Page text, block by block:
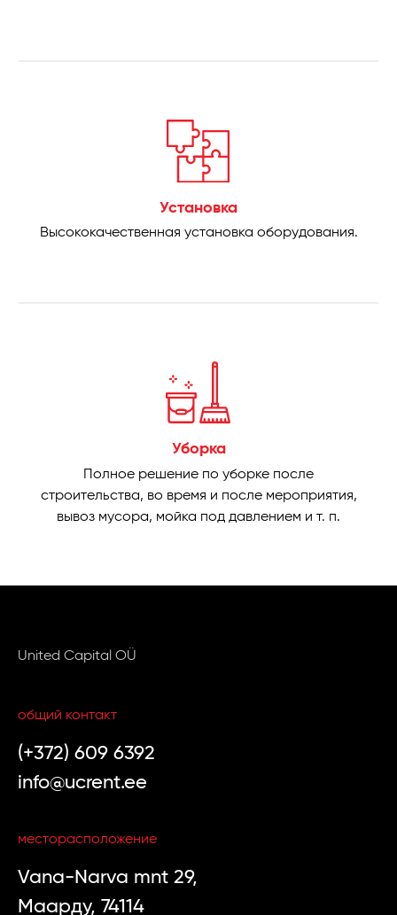
Установка
Высококачественная установка оборудования.
Уборка
Полное решение по уборке после
строительства, во время и после мероприятия,
вывоз мусора, мойка под давлением и т. п.
United Capital OÜ
общий контакт
(+372) 609 6392
info@ucrent.ee
месторасположение
Vana-Narva mnt 29,
Маарду, 74114